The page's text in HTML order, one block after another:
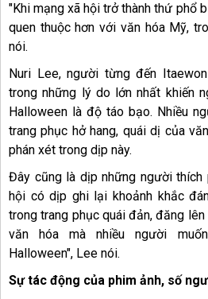
"Khi mạng xã hội trở thành thứ phổ
quen thuộc hơn với văn hóa Mỹ,
nói.
Nuri Lee, người từng đến
trong những lý do lớn nhất khiến
Halloween là độ táo bạo. Nhiều
trang phục hở hang, quái dị của
phán xét trong dịp này.
Đây cũng là dịp những người thích
hội có dịp ghi lại khoảnh khắc
trong trang phục quái đản, đăng
văn hóa mà nhiều người
Halloween", Lee nói.
Sự tác động của phim ảnh, số